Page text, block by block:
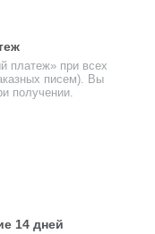
платеж» при всех
писем). Вы
получении.
14 дней